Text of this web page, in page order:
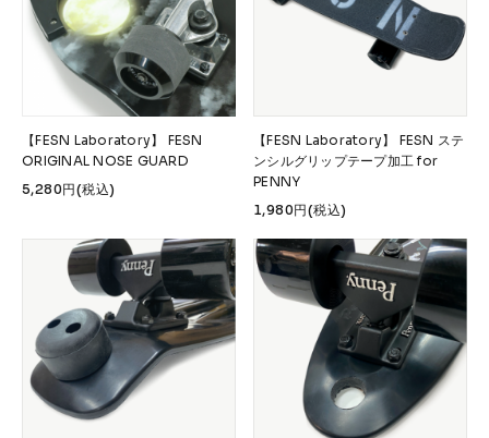
【FESN Laboratory】 FESN
ORIGINAL NOSE GUARD
5,280円(税込)
【FESN Laboratory】 FESN ステ
ンシルグリップテープ加工 for
PENNY
1,980円(税込)